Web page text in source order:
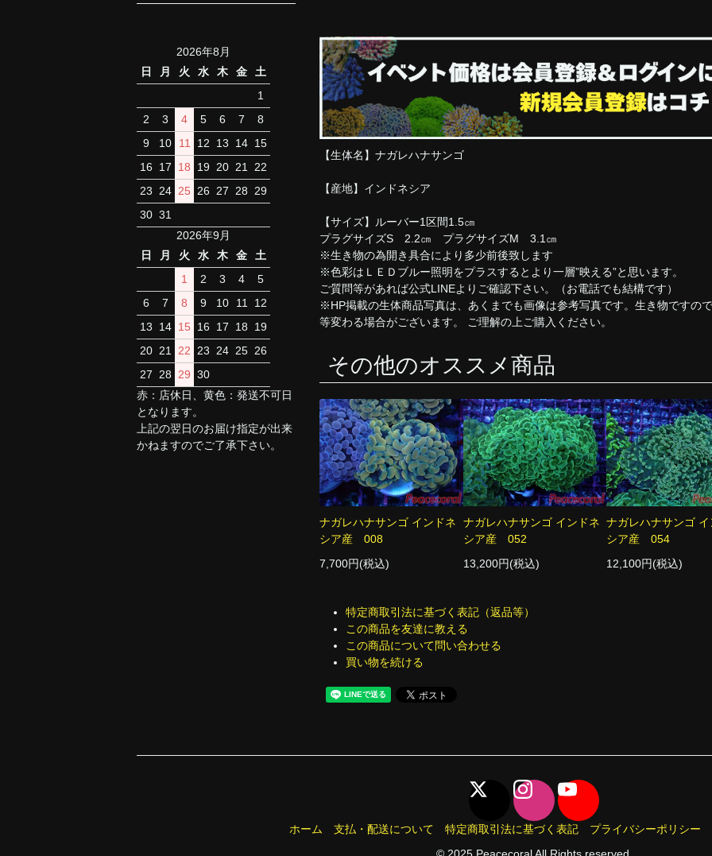
【生体名】ナガレハナサンゴ
【産地】インドネシア
【サイズ】ルーバー1区間1.5㎝
プラグサイズS 2.2㎝ プラグサイズM 3.1㎝
※生き物の為開き具合により多少前後致します
※色彩はＬＥＤブルー照明をプラスするとより一層”映える”と思います。
ご質問等があれば公式LINEよりご確認下さい。（お電話でも結構です）
※HP掲載の生体商品写真は、あくまでも画像は参考写真です。生き物ですの
等変わる場合がございます。 ご理解の上ご購入ください。
その他のオススメ商品
ナガレハナサンゴ インドネ
シア産 008
7,700円(税込)
ナガレハナサンゴ インドネ
シア産 052
13,200円(税込)
ナガレハナサンゴ
シア産 054
12,100円(税込)
特定商取引法に基づく表記（返品等）
この商品を友達に教える
この商品について問い合わせる
買い物を続ける
2026年8月
日
月 火 水 木 金
土
1
2
3 4 5 6 7
8
9
10 11 12 13 14 15
16
17 18 19 20 21
22
23
24 25 26 27 28
29
30 31
2026年9月
日
月 火 水 木 金
土
1
2 3 4
5
6
7 8 9 10 11
12
13
14 15 16 17 18
19
20 21 22 23 24 25 26
27
28 29 30
赤：店休日、黄色：発送不可日
となります。
上記の翌日のお届け指定が出来
かねますのでご了承下さい。
ホーム 支払・配送について 特定商取引法に基づく表記
プライバシーポリシー